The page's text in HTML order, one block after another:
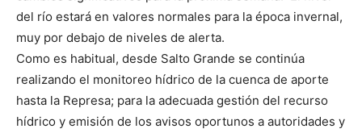
del río estará en valores normales para la época invernal,
muy por debajo de niveles de alerta.
Como es habitual, desde Salto Grande se continúa
realizando el monitoreo hídrico de la cuenca de aporte
hasta la Represa; para la adecuada gestión del recurso
hídrico y emisión de los avisos oportunos a autoridades y